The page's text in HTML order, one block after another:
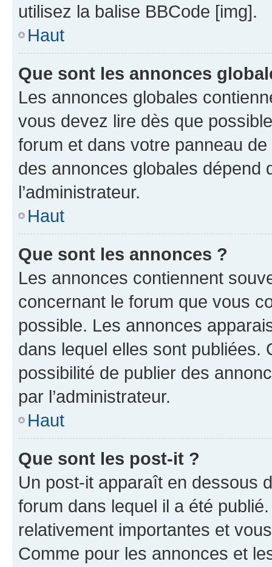
utilisez la balise BBCode [img].
Haut
Que sont les annonces
Les annonces globales
vous devez lire dès que
forum et dans votre panneau
des annonces globales dépend
l’administrateur.
Haut
Que sont les annonces ?
Les annonces contiennent
concernant le forum que vous
possible. Les annonces
dans lequel elles sont publiées.
possibilité de publier des
par l’administrateur.
Haut
Que sont les post-it ?
Un post-it apparaît en dessous
forum dans lequel il a été
relativement importantes et
Comme pour les annonces et